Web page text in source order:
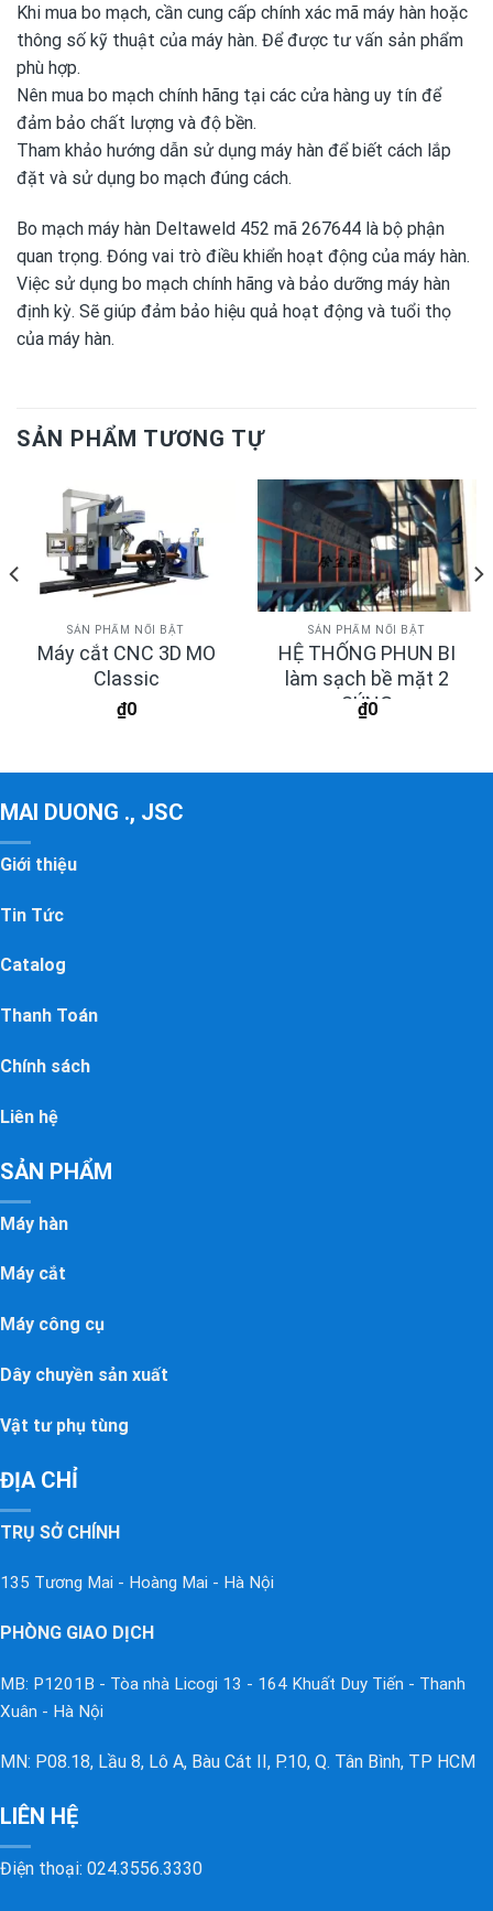
Khi mua bo mạch, cần cung cấp chính xác mã máy hàn hoặc
thông số kỹ thuật của máy hàn. Để được tư vấn sản phẩm
phù hợp.
Nên mua bo mạch chính hãng tại các cửa hàng uy tín để
đảm bảo chất lượng và độ bền.
Tham khảo hướng dẫn sử dụng máy hàn để biết cách lắp
đặt và sử dụng bo mạch đúng cách.
Bo mạch máy hàn Deltaweld 452 mã 267644 là bộ phận
quan trọng. Đóng vai trò điều khiển hoạt động của máy hàn.
Việc sử dụng bo mạch chính hãng và bảo dưỡng máy hàn
định kỳ. Sẽ giúp đảm bảo hiệu quả hoạt động và tuổi thọ
của máy hàn.
SẢN PHẨM TƯƠNG TỰ
SẢN PHẨM NỔI BẬT
Máy cắt CNC 3D MO
Classic
₫0
SẢN PHẨM NỔI BẬT
HỆ THỐNG PHUN BI
làm sạch bề mặt 2
SÚNG
₫0
MAI DUONG ., JSC
Giới thiệu
Tin Tức
Catalog
Thanh Toán
Chính sách
Liên hệ
SẢN PHẨM
Máy hàn
Máy cắt
Máy công cụ
Dây chuyền sản xuất
Vật tư phụ tùng
ĐỊA CHỈ
TRỤ SỞ CHÍNH
135 Tương Mai - Hoàng Mai - Hà Nội
PHÒNG GIAO DỊCH
MB: P1201B - Tòa nhà Licogi 13 - 164 Khuất Duy Tiến - Thanh
Xuân - Hà Nội
MN: P08.18, Lầu 8, Lô A, Bàu Cát II, P.10, Q. Tân Bình, TP HCM
LIÊN HỆ
Điện thoại: 024.3556.3330